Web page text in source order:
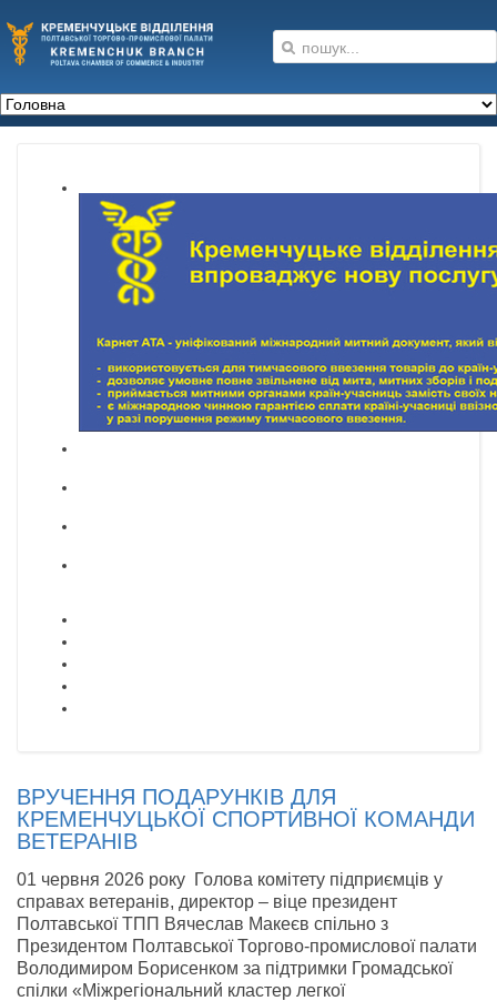
ВРУЧЕННЯ ПОДАРУНКІВ ДЛЯ
КРЕМЕНЧУЦЬКОЇ СПОРТИВНОЇ КОМАНДИ
ВЕТЕРАНІВ
01 червня 2026 року Голова комітету підприємців у
справах ветеранів, директор – віце президент
Полтавської ТПП Вячеслав Макеєв спільно з
Президентом Полтавської Торгово-промислової палати
Володимиром Борисенком за підтримки Громадської
спілки «Міжрегіональний кластер легкої